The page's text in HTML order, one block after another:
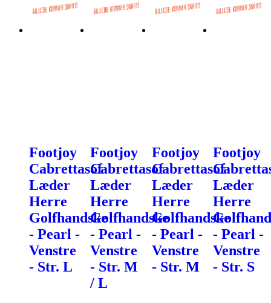
Footjoy
Cabrettasof
Læder
Herre
Golfhandske
- Pearl -
Venstre
- Str. L
Footjoy
Cabrettasof
Læder
Herre
Golfhandske
- Pearl -
Venstre
- Str. M
/ L
Footjoy
Cabrettasof
Læder
Herre
Golfhandske
- Pearl -
Venstre
- Str. M
Footjoy
Læder
Herre
- Pearl -
Venstre
- Str. S